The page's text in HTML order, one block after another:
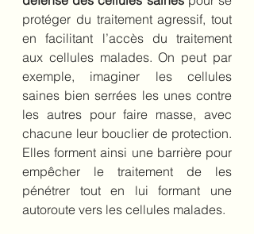
protéger du traitement agressif, tout
en facilitant l’accès du traitement
aux cellules malades. On peut par
exemple, imaginer les cellules
saines bien serrées les unes contre
les autres pour faire masse, avec
chacune leur bouclier de protection.
Elles forment ainsi une barrière pour
empêcher le traitement de les
pénétrer tout en lui formant une
autoroute vers les cellules malades.